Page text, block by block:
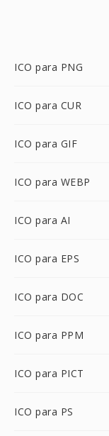
ICO para PNG
ICO para CUR
ICO para GIF
ICO para WEBP
ICO para AI
ICO para EPS
ICO para DOC
ICO para PPM
ICO para PICT
ICO para PS